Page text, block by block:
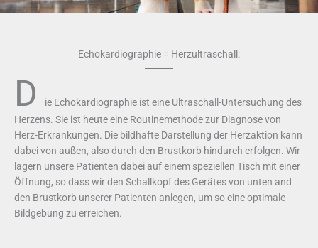
Echokardiographie = Herzultraschall:
D
ie Echokardiographie ist eine Ultraschall-Untersuchung des
Herzens. Sie ist heute eine Routinemethode zur Diagnose von
Herz-Erkrankungen. Die bildhafte Darstellung der Herzaktion kann
dabei von außen, also durch den Brustkorb hindurch erfolgen. Wir
lagern unsere Patienten dabei auf einem speziellen Tisch mit einer
Öffnung, so dass wir den Schallkopf des Gerätes von unten and
den Brustkorb unserer Patienten anlegen, um so eine optimale
Bildgebung zu erreichen.